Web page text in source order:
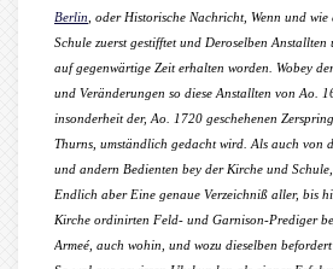
Berlin , oder Historische Nachricht, Wenn und
Schule zuerst gestifftet und Deroselben Anstallten
auf gegenwärtige Zeit erhalten worden. Wobey
und Veränderungen so diese Anstallten von Ao.
insonderheit der, Ao. 1720 geschehenen
Thurns, umständlich gedacht wird. Als auch von
und andern Bedienten bey der Kirche und
Endlich aber Eine genaue Verzeichniß aller, bis
Kirche ordinirten Feld- und Garnison-Prediger
Armeé, auch wohin, und wozu dieselben